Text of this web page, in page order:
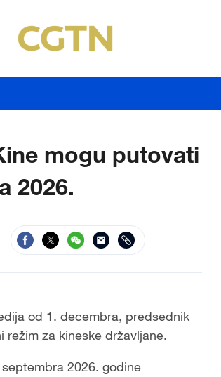
mogu putovati
2026.
od 1. decembra, predsednik
režim za kineske državljane.
2026. godine